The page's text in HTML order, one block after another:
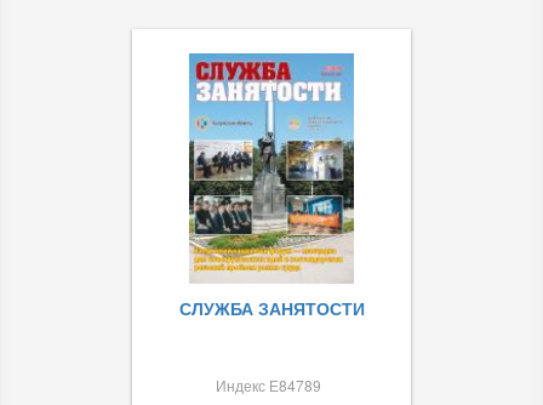
СЛУЖБА ЗАНЯТОСТИ
Индекс Е84789